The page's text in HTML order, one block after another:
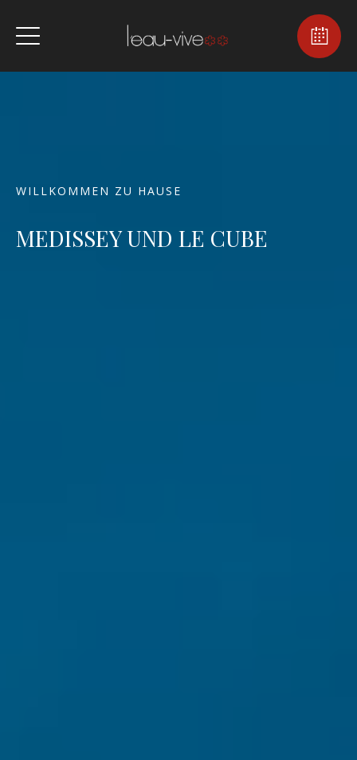
WILLKOMMEN ZU HAUSE
MEDISSEY UND LE CUBE